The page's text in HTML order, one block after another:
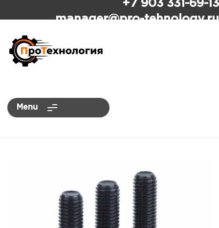
+7 903 331-69-13
manager@pro-tehnology.ru
Menu